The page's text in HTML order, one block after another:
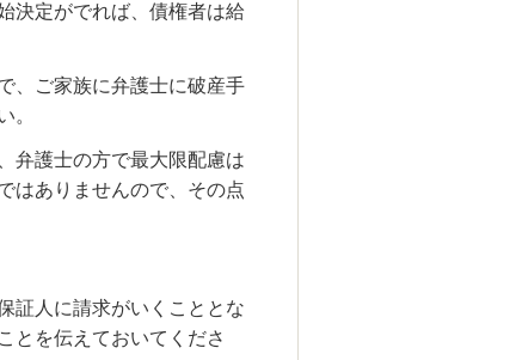
決定がでれば、債権者は給
、ご家族に弁護士に破産手
。
弁護士の方で最大限配慮は
はありませんので、その点
証人に請求がいくこととな
とを伝えておいてくださ